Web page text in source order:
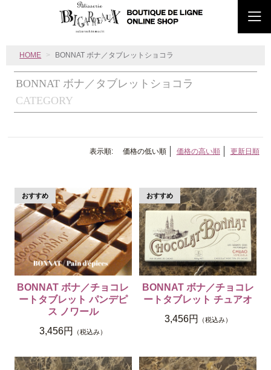
HOME BONNAT ボナ／タブレットショコラ
CATEGORY
BONNAT ボナ／タブレットショコラ
表示順: 価格の低い順 価格の高い順 更新日順
BONNAT ボナ／チョコレ
ートタブレット パンデピ
ス ノワール
3,456円
（税込み）
BONNAT ボナ／チョコレ
ートタブレット チュアオ
3,456円
（税込み）